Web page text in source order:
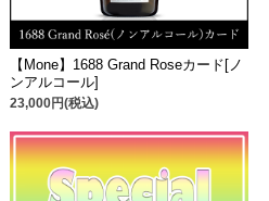
【Mone】1688 Grand Roseカード[ノ
ンアルコール]
23,000円(税込)